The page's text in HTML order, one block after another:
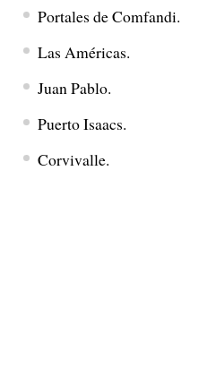
Portales de Comfandi.
Las Américas.
Juan Pablo.
Puerto Isaacs.
Corvivalle.